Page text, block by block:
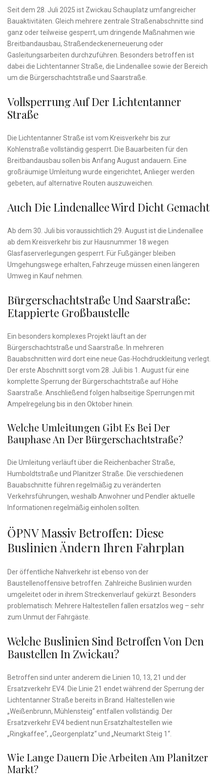
Seit dem 28. Juli 2025 ist Zwickau Schauplatz umfangreicher
Bauaktivitäten. Gleich mehrere zentrale Straßenabschnitte sind
ganz oder teilweise gesperrt, um dringende Maßnahmen wie
Breitbandausbau, Straßendeckenerneuerung oder
Gasleitungsarbeiten durchzuführen. Besonders betroffen ist
dabei die Lichtentanner Straße, die Lindenallee sowie der Bereich
um die Bürgerschachtstraße und Saarstraße.
Vollsperrung Auf Der Lichtentanner
Straße
Die Lichtentanner Straße ist vom Kreisverkehr bis zur
Kohlenstraße vollständig gesperrt. Die Bauarbeiten für den
Breitbandausbau sollen bis Anfang August andauern. Eine
großräumige Umleitung wurde eingerichtet, Anlieger werden
gebeten, auf alternative Routen auszuweichen.
Auch Die Lindenallee Wird Dicht Gemacht
Ab dem 30. Juli bis voraussichtlich 29. August ist die Lindenallee
ab dem Kreisverkehr bis zur Hausnummer 18 wegen
Glasfaserverlegungen gesperrt. Für Fußgänger bleiben
Umgehungswege erhalten, Fahrzeuge müssen einen längeren
Umweg in Kauf nehmen.
Bürgerschachtstraße Und Saarstraße:
Etappierte Großbaustelle
Ein besonders komplexes Projekt läuft an der
Bürgerschachtstraße und Saarstraße. In mehreren
Bauabschnitten wird dort eine neue Gas-Hochdruckleitung verlegt.
Der erste Abschnitt sorgt vom 28. Juli bis 1. August für eine
komplette Sperrung der Bürgerschachtstraße auf Höhe
Saarstraße. Anschließend folgen halbseitige Sperrungen mit
Ampelregelung bis in den Oktober hinein.
Welche Umleitungen Gibt Es Bei Der
Bauphase An Der Bürgerschachtstraße?
Die Umleitung verläuft über die Reichenbacher Straße,
Humboldtstraße und Planitzer Straße. Die verschiedenen
Bauabschnitte führen regelmäßig zu veränderten
Verkehrsführungen, weshalb Anwohner und Pendler aktuelle
Informationen regelmäßig einholen sollten.
ÖPNV Massiv Betroffen: Diese
Buslinien Ändern Ihren Fahrplan
Der öffentliche Nahverkehr ist ebenso von der
Baustellenoffensive betroffen. Zahlreiche Buslinien wurden
umgeleitet oder in ihrem Streckenverlauf gekürzt. Besonders
problematisch: Mehrere Haltestellen fallen ersatzlos weg – sehr
zum Unmut der Fahrgäste.
Welche Buslinien Sind Betroffen Von Den
Baustellen In Zwickau?
Betroffen sind unter anderem die Linien 10, 13, 21 und der
Ersatzverkehr EV4. Die Linie 21 endet während der Sperrung der
Lichtentanner Straße bereits in Brand. Haltestellen wie
„Weißenbrunn, Mühlensteig“ entfallen vollständig. Der
Ersatzverkehr EV4 bedient nun Ersatzhaltestellen wie
„Ringkaffee“, „Georgenplatz“ und „Neumarkt Steig 1“.
Wie Lange Dauern Die Arbeiten Am Planitzer
Markt?